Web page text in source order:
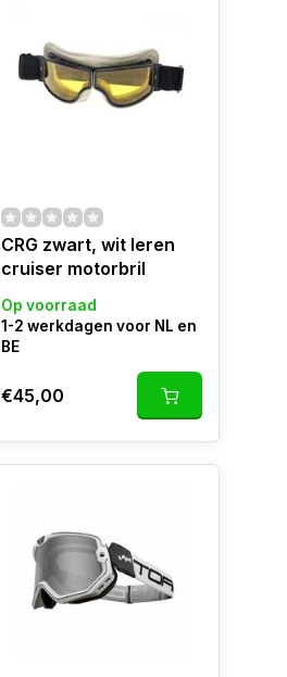
CRG zwart, wit leren
cruiser motorbril
Op voorraad
1-2 werkdagen voor NL en
BE
€45,00